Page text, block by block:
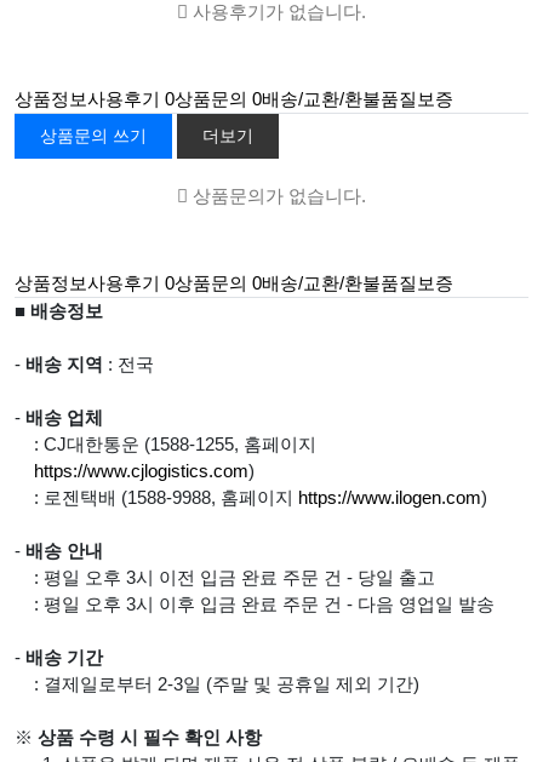
사용후기가 없습니다.
상품정보사용후기 0상품문의 0배송/교환/환불품질보증
상품문의 쓰기 더보기
상품문의가 없습니다.
상품정보사용후기 0상품문의 0배송/교환/환불품질보증
■ 배송정보
- 배송 지역 : 전국
- 배송 업체
: CJ대한통운 (1588-1255, 홈페이지
https://www.cjlogistics.com)
: 로젠택배 (1588-9988, 홈페이지 https://www.ilogen.com)
- 배송 안내
: 평일 오후 3시 이전 입금 완료 주문 건 - 당일 출고
: 평일 오후 3시 이후 입금 완료 주문 건 - 다음 영업일 발송
- 배송 기간
: 결제일로부터 2-3일 (주말 및 공휴일 제외 기간)
※ 상품 수령 시 필수 확인 사항